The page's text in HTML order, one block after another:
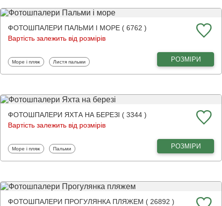
ФОТОШПАЛЕРИ ПАЛЬМИ І МОРЕ ( 6762 )
Вартість залежить від розмірів
Фотошпалери
Море і пляж Фотошпалери
Листя пальми РОЗМІРИ
ФОТОШПАЛЕРИ ЯХТА НА БЕРЕЗІ ( 3344 )
Вартість залежить від розмірів
Фотошпалери
Море і пляж Фотошпалери
Пальми РОЗМІРИ
ФОТОШПАЛЕРИ ПРОГУЛЯНКА ПЛЯЖЕМ ( 26892 )